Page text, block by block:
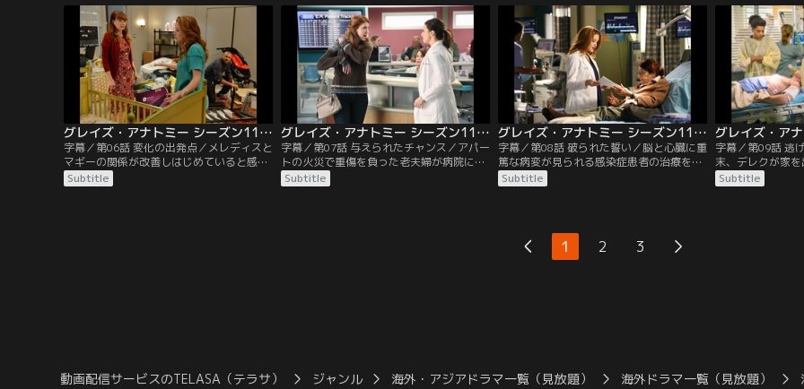
クターのマギーはメレディスに向かい、自
分たちが異父姉妹だという隠された真実を
告白しようとするが…。やがて男性は一命
を取り留めたものの…。
「今度は死なせてちょうだい」とマギーに
訴える。間もなくして彼女の容態は悪化、
再び危篤状態に陥ってしまう。電気ショッ
クを与えて蘇生を試みる…。
個人情報を入手しようと動き出す。する
と、メレディスの母エリスがかつて病院に
救急搬送された際に、妊娠していたことが
判明。メレディスは…。
は、「お母さん
れてショックを
間関係に悩んで
ベイリーからマ
グレイズ・アナトミー シーズン11 第06話／字幕
字幕／第06話 変化の出発点／メレディスと
マギーの関係が改善しはじめていると感じ
たデレクは、マギーを自宅に招いて食事会
を開こうと提案する。気乗りしないままマ
Subtitle
グレイズ・アナトミー シーズン11 第07話／字幕
字幕／第07話 与えられたチャンス／アパー
トの火災で重傷を負った老夫婦が病院に搬
送されてきた。頭蓋骨を骨折した妻ハティ
の手術を担当することになったアメリア
Subtitle
グレイズ・アナトミー シーズン11 第08話／字幕
字幕／第08話 破られた誓い／脳と心臓に重
篤な病変が見られる感染症患者の治療を巡
ってデレクとマギーが対立。意見を求めら
れたメレディスはマギーの治療方針を支持
中、デレクは大統領の特別補佐官から、ワ
シントンD.C.での仕事を引き受けて欲しい
と改めて頼まれる。同じ頃…。
Subtitle
字幕／第09話 逃
末、デレクが家
日。車ごと川に
込まれ、メレデ
Subtitle
1 2 3
動画配信サービスのTELASA（テラサ） ジャンル 海外・アジアドラマ一覧（見放題） 海外ドラマ一覧（見放題）